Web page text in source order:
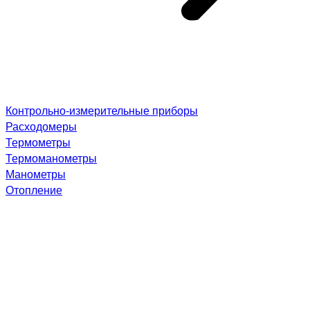
Контрольно-измерительные приборы
Расходомеры
Термометры
Термоманометры
Манометры
Отопление